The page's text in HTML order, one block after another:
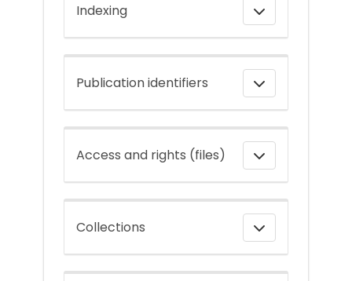
Indexing
Publication identifiers
Access and rights (files)
Collections